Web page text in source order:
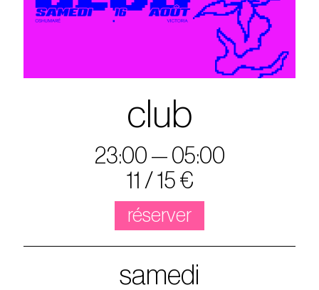
le sucre max
club
23:00 — 05:00
11 / 15 €
réserver
samedi